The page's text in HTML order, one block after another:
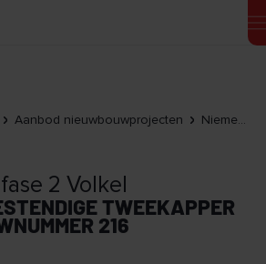
Aanbod nieuwbouwprojecten Niemeskant fase 2 Volkel
2 Volkel
TWEEKAPPER
216